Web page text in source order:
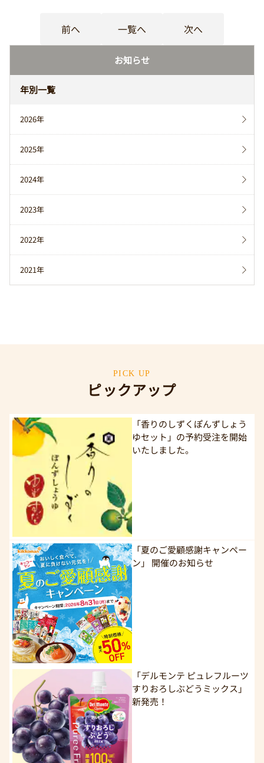
前へ 一覧へ 次へ
お知らせ
年別一覧
2026年
2025年
2024年
2023年
2022年
2021年
PICK UP
ピックアップ
「香りのしずくぽんずしょう
ゆセット」の予約受注を開始
いたしました。
「夏のご愛顧感謝キャンペー
ン」 開催のお知らせ
「デルモンテ ピュレフルーツ
すりおろしぶどうミックス」
新発売！